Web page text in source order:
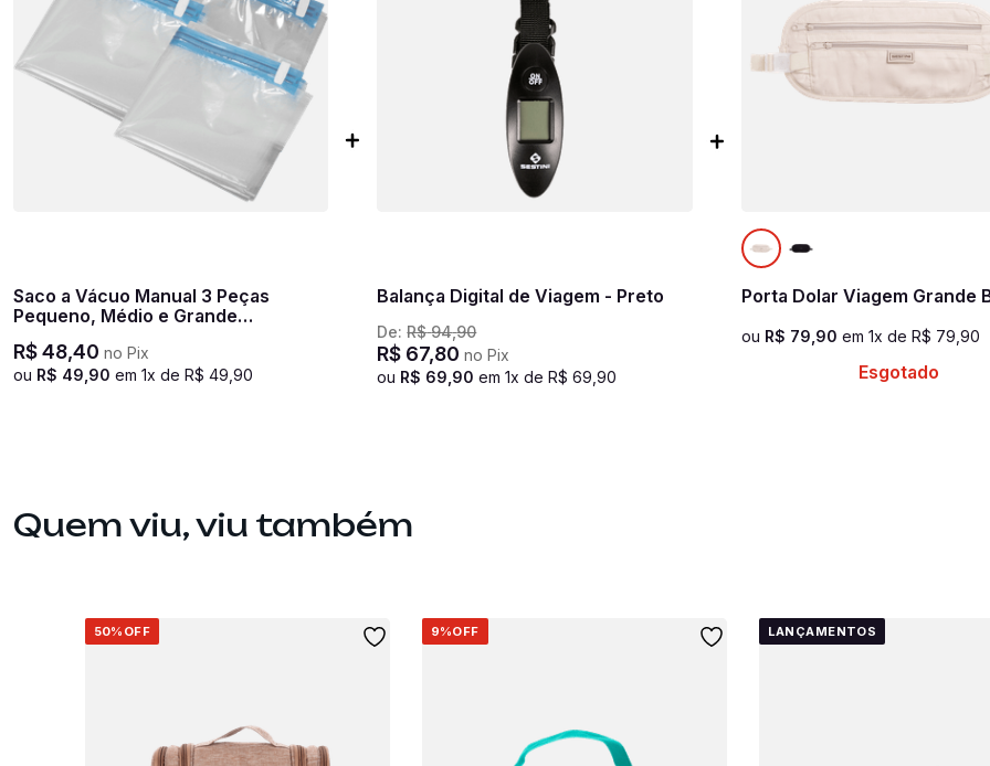
Saco a Vácuo Manual 3 Peças
Pequeno, Médio e Grande
Transparente
R$48,40 no Pix
ou R$ 49,90 em 1x de R$ 49,90
Balança Digital de Viagem - Preto
De:R$ 94,90
R$ 67,80 no Pix
ou R$ 69,90 em1x de R$ 69,90
Porta Dolar Viagem Grande
ou R$ 79,90 em 1x de R$ 79,90
Esgotado
Quem viu, viu também
50% OFF 9%OFF LANÇAMENTOS